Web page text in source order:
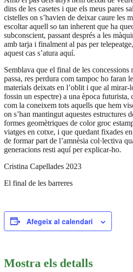
dins de les casetes i que els meus pares
cistelles on s’havien de deixar caure les
escoltar aquell so tan inherent que ha
subconscient, passant després a les
amb tarja i finalment al pas per
aquest cas s’atura aquí.
Semblava que el final de les concessions
passa, res perdura com tampoc ho faran
materials deixats en l’oblit i que al mirar-
fossin un espectre) a una època
com la coneixem tots aquells que hem
on s’han mantingut aquestes estructures
formes geomètriques de color groc
viatges en cotxe, i que quedant fixades
de formar part de l’amnèsia col·lectiva
generacions resti aquí per explicar-ho.
Cristina Capellades 2023
El final de les barreres
Afegeix al calendari
Mostra els detalls